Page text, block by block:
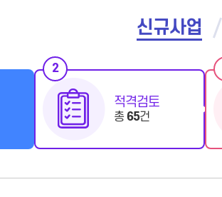
신규사업
2
적격검토
총65건